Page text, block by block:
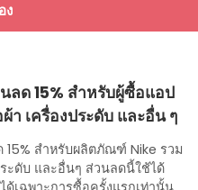
ง
ลด 15% สําหรับผู้ซื้อแอป
า เครื่องประดับ และอื่น ๆ
สําหรับผลิตภัณฑ์ Nike รวม
ระดับ และอื่นๆ ส่วนลดนี้ใช้ได้